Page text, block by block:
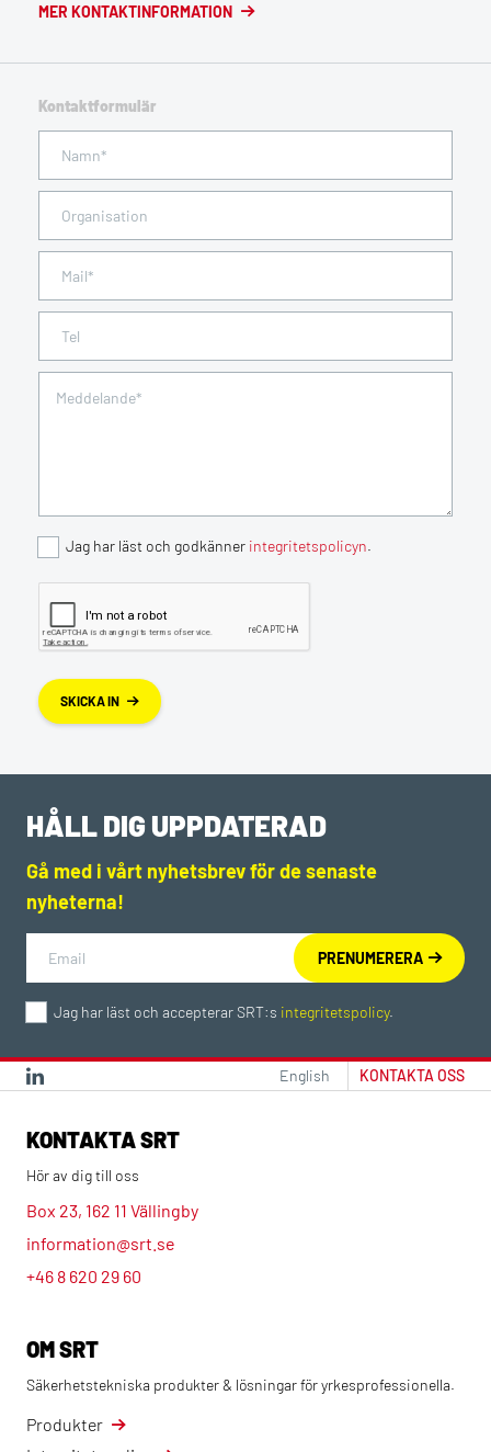
MER KONTAKTINFORMATION
Kontaktformulär
Jag har läst och godkänner integritetspolicyn.
SKICKA IN
HÅLL DIG UPPDATERAD
Gå med i vårt nyhetsbrev för de senaste
nyheterna!
Jag har läst och accepterar SRT:s integritetspolicy.
English KONTAKTA OSS
KONTAKTA SRT
Hör av dig till oss
Box 23, 162 11 Vällingby
information@srt.se
+46 8 620 29 60
OM SRT
Säkerhetstekniska produkter & lösningar för yrkesprofessionella.
Produkter